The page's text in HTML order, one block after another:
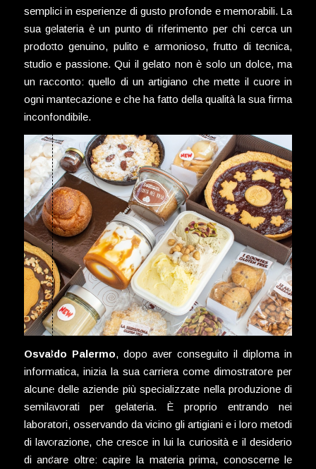
semplici in esperienze di gusto profonde e memorabili. La
sua gelateria è un punto di riferimento per chi cerca un
prodotto genuino, pulito e armonioso, frutto di tecnica,
studio e passione. Qui il gelato non è solo un dolce, ma
un racconto: quello di un artigiano che mette il cuore in
ogni mantecazione e che ha fatto della qualità la sua firma
inconfondibile.
Osvaldo Palermo, dopo aver conseguito il diploma in
informatica, inizia la sua carriera come dimostratore per
alcune delle aziende più specializzate nella produzione di
semilavorati per gelateria. È proprio entrando nei
laboratori, osservando da vicino gli artigiani e i loro metodi
di lavorazione, che cresce in lui la curiosità e il desiderio
di andare oltre: capire la materia prima, conoscerne le